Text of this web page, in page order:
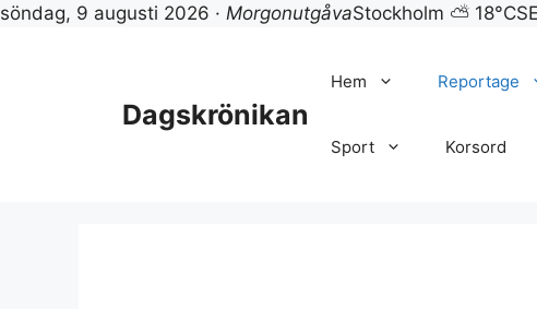
söndag, 9 augusti 2026 · MorgonutgåvaStockholm ⛅ 18°C
Dagskrönikan
Hem Reportage
Sport Korsord